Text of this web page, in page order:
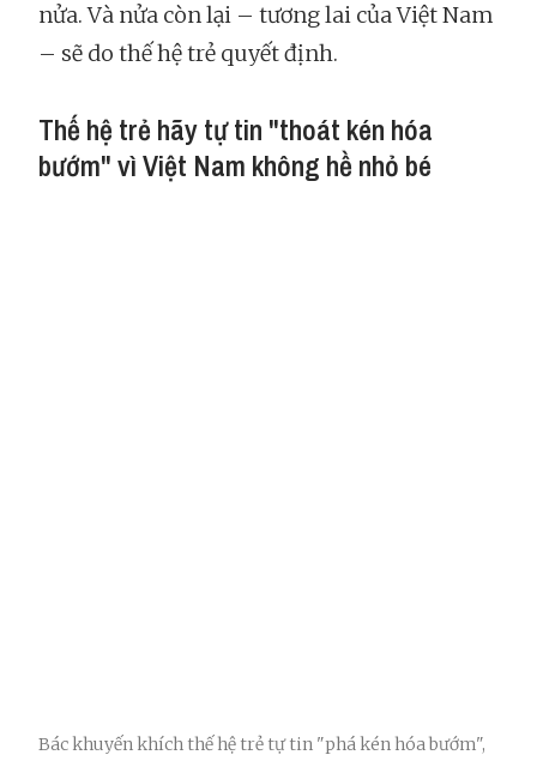
nửa. Và nửa còn lại – tương lai của Việt Nam
– sẽ do thế hệ trẻ quyết định.
Thế hệ trẻ hãy tự tin "thoát kén hóa
bướm" vì Việt Nam không hề nhỏ bé
Bác khuyến khích thế hệ trẻ tự tin "phá kén hóa bướm",